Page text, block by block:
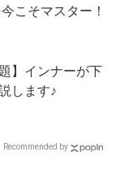
こそマスター！
】インナーが下
します♪
Recommended by